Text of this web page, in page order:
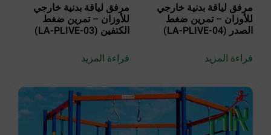
مرفق لياقة بدنية خارجي
للأوزان – تمرين ضغط
الصدر (LA-PLIVE-04)
قراءة المزيد
مرفق لياقة بدنية خارجي
للأوزان – تمرين ضغط
الكتفين (LA-PLIVE-03)
قراءة المزيد